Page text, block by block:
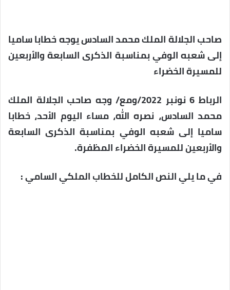
صاحب الجلالة الملك محمد السادس يوجه خطابا ساميا
إلى شعبه الوفي بمناسبة الذكرى السابعة والأربعين
للمسيرة الخضراء
الرباط 6 نونبر 2022/ومع/ وجه صاحب الجلالة الملك
محمد السادس، نصره الله، مساء اليوم الأحد، خطابا
ساميا إلى شعبه الوفي بمناسبة الذكرى السابعة
والأربعين للمسيرة الخضراء المظفرة.
في ما يلي النص الكامل للخطاب الملكي السامي :